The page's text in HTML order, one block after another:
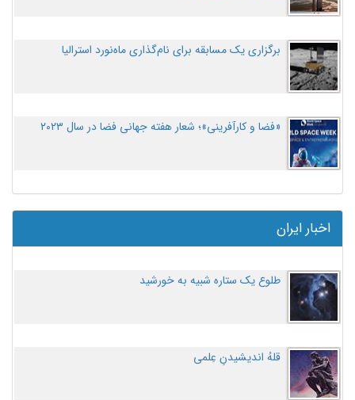
برگزاری یک مسابقه برای نام‌گذاری ماه‌نورد استرالیا
«فضا و کارآفرینی»؛ شعار هفته جهانی فضا در سال ۲۰۲۳
اخبار ایران
طلوع یک ستاره شبیه به خورشید
قلهُ اندیشیدنِ عِلمی